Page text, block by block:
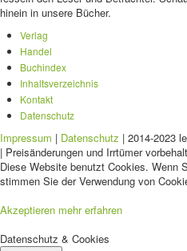
hinein in unsere Bücher.
Verlag
Handel
Buchindex
Inhaltsverzeichnis
Kontakt
Datenschutz
Impressum | Datenschutz | 2014-2023
| Preisänderungen und Irrtümer
Diese Website benutzt Cookies. Wenn
stimmen Sie der Verwendung von
Akzeptieren mehr erfahren
Datenschutz & Cookies